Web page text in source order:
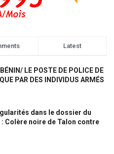
Latest
LE POSTE DE POLICE DE
PAR DES INDIVIDUS ARMÉS
dans le dossier du
Colère noire de Talon contre